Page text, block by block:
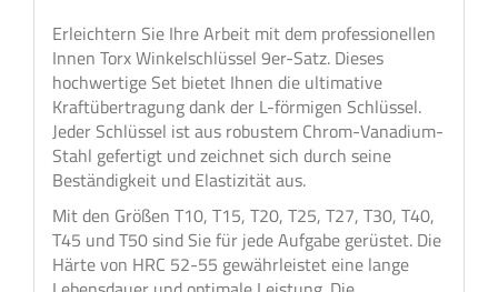
Erleichtern Sie Ihre Arbeit mit dem professionellen
Innen Torx Winkelschlüssel 9er-Satz. Dieses
hochwertige Set bietet Ihnen die ultimative
Kraftübertragung dank der L-förmigen Schlüssel.
Jeder Schlüssel ist aus robustem Chrom-Vanadium-
Stahl gefertigt und zeichnet sich durch seine
Beständigkeit und Elastizität aus.
Mit den Größen T10, T15, T20, T25, T27, T30, T40,
T45 und T50 sind Sie für jede Aufgabe gerüstet. Die
Härte von HRC 52-55 gewährleistet eine lange